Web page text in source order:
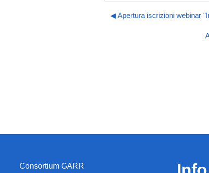
◀︎ Apertura iscrizioni webinar
Consortium GARR